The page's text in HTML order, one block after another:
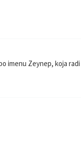
imenu Zeynep, koja